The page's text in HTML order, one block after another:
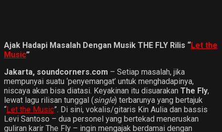
Ajak Hadapi Masalah Dengan Musik THE FLY Rilis “Let the
Music”
Jakarta, soundcorners.com – Setiap masalah, jika
mempunyai suatu ‘penyemangat’ untuk menghadapinya,
niscaya akan bisa diatasi. Keyakinan itu disuarakan The Fly,
lewat lagu rilisan tunggal (single) terbarunya yang bertajuk
“Let the Music”. Di sini, vokalis/gitaris Kin Aulia dan bassis
Levi Santoso – dua personel yang bertekad meneruskan
guliran karir The Fly – ingin mengajak berdamai dengan